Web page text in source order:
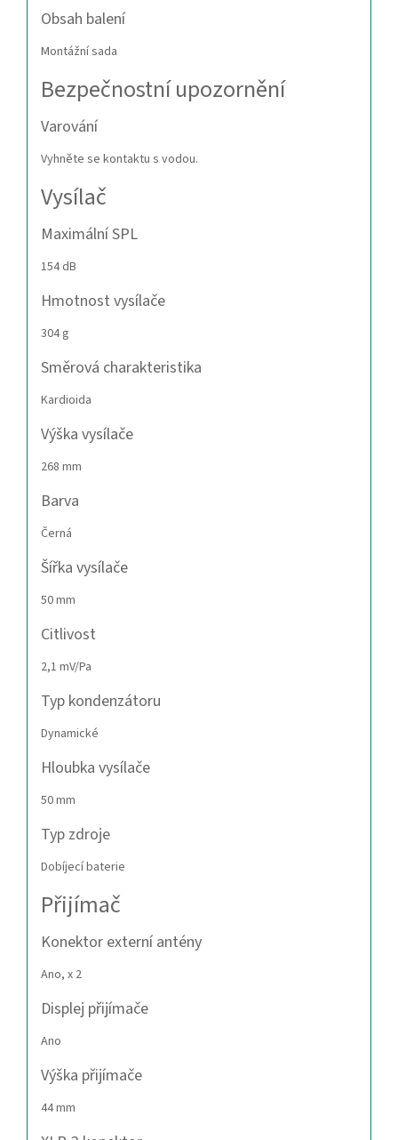
Obsah balení
Montážní sada
Bezpečnostní upozornění
Varování
Vyhněte se kontaktu s vodou.
Vysílač
Maximální SPL
154 dB
Hmotnost vysílače
304 g
Směrová charakteristika
Kardioida
Výška vysílače
268 mm
Barva
Černá
Šířka vysílače
50 mm
Citlivost
2,1 mV/Pa
Typ kondenzátoru
Dynamické
Hloubka vysílače
50 mm
Typ zdroje
Dobíjecí baterie
Přijímač
Konektor externí antény
Ano, x 2
Displej přijímače
Ano
Výška přijímače
44 mm